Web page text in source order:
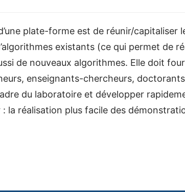
plate-forme est de réunir/
existants (ce qui permet de
de nouveaux algorithmes. Elle doit
enseignants-chercheurs,
du laboratoire et développer
la réalisation plus facile des